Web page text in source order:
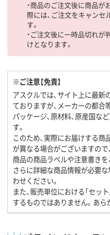
・商品のご注文後に商品
際には、ご注文をキャン
す。
・ご注文後に一時品切れが
けとなります。
※ご注意【免責】
アスクルでは、サイト上に最
ておりますが、メーカーの都合
パッケージ、原材料、原産国な
す。
このため、実際にお届けする
が異なる場合がございますの
商品の商品ラベルや注意書きを
さらに詳細な商品情報が必要
わせください。
また、販売単位における「セッ
するものではありません。あら